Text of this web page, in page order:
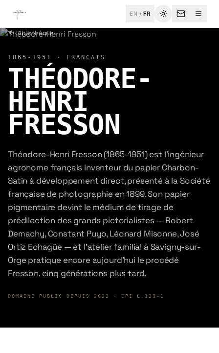
EN / FR Changer deMenu
Bibliothèque
1865-1951 · FRANÇAIS
THÉODORE-
HENRI
FRESSON
Théodore-Henri Fresson (1865-1951) est l'ingénieur
agronome français inventeur du papier Charbon-
Satin à développement direct, présenté à la Société
française de photographie en 1899. Son papier
pigmentaire devint le médium de tirage de
prédilection des grands pictorialistes — Robert
Demachy, Constant Puyo, Léonard Misonne, José
Ortiz Echagüe — et l'atelier familial à Savigny-sur-
Orge pratique encore aujourd'hui le procédé
Fresson, cinq générations plus tard.
DOMAINE PUBLIC DEPUIS 2022 · CPI L.123-1